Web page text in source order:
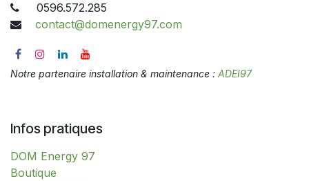
0596.572.285
contact@domenergy97.com
Notre partenaire installation & maintenance : ADEI97
Infos pratiques
DOM Energy 97
​​​​​​​​​​​​​​​​​​​​​​​​​​​​​​​​​​​​​​​​​​​​​​​​​​​​​​​​​​​​​​​​​​​​​​​B​o​ut​i​q​u​e​